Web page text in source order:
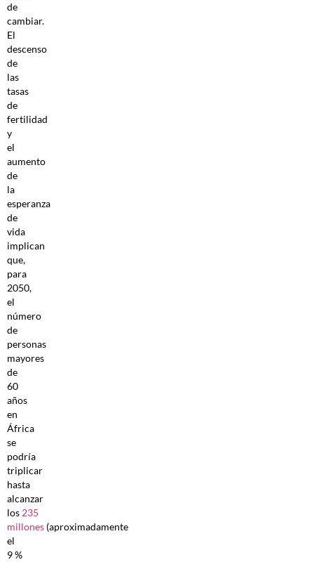
de
cambiar.
El
descenso
de
las
tasas
de
fertilidad
y
el
aumento
de
la
esperanza
de
vida
implican
que,
para
2050,
el
número
de
personas
mayores
de
60
años
en
África
se
podría
triplicar
hasta
alcanzar
los 235
millones (aproximadamente
el
9 %